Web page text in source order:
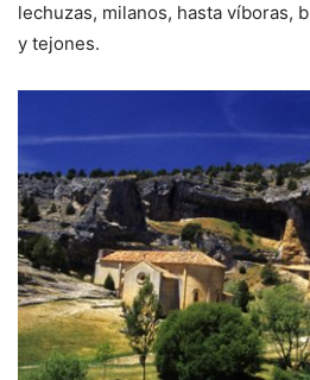
lechuzas, milanos, hasta víboras,
y tejones.